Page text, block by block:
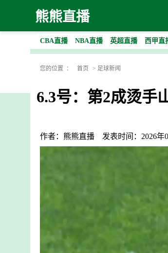
熊熊直播
CBA直播 NBA直播 英超直播 西甲直
您的位置 ： 首页 > 足球新闻
6.3号：第2成烫手
作者：熊熊直播 发表时间：2026年